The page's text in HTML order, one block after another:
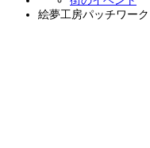
絵夢工房パッチワー